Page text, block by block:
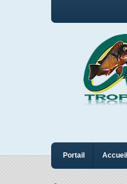
Portail